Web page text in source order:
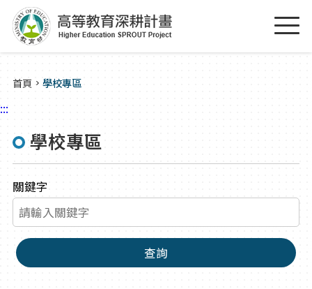
跳到主要內容區塊
首頁 學校專區
:::
學校專區
關鍵字
查詢